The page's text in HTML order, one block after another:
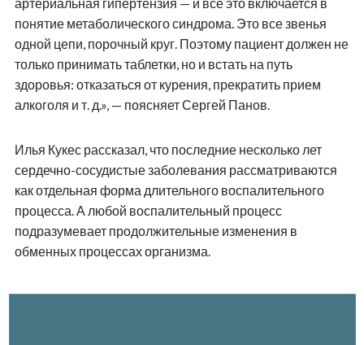
понятие метаболического синдрома. Это все звенья
одной цепи, порочный круг. Поэтому пациент должен не
только принимать таблетки, но и встать на путь
здоровья: отказаться от курения, прекратить прием
алкоголя и т. д.», — поясняет Сергей Панов.
Илья Кукес рассказал, что последние несколько лет
сердечно-сосудистые заболевания рассматриваются
как отдельная форма длительного воспалительного
процесса. А любой воспалительный процесс
подразумевает продолжительные изменения в
обменных процессах организма.